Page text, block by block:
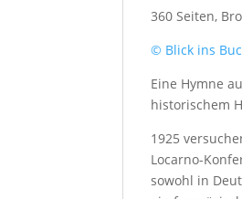
360 Seiten,
© Blick ins
Eine Hymne
historischem
1925
Locarno-
sowohl in